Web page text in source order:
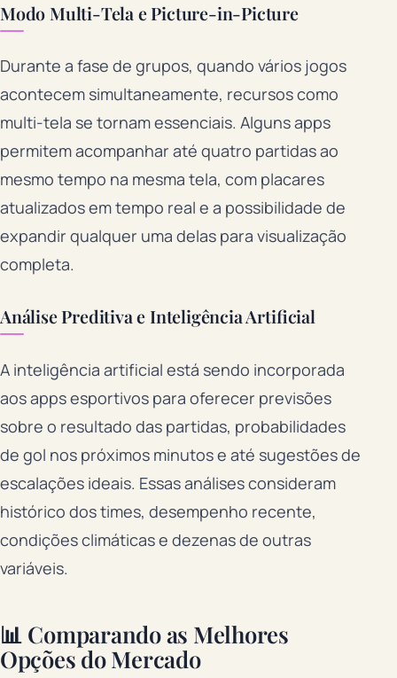
Modo Multi-Tela e Picture-in-Picture
Durante a fase de grupos, quando vários jogos
acontecem simultaneamente, recursos como
multi-tela se tornam essenciais. Alguns apps
permitem acompanhar até quatro partidas ao
mesmo tempo na mesma tela, com placares
atualizados em tempo real e a possibilidade de
expandir qualquer uma delas para visualização
completa.
Análise Preditiva e Inteligência Artificial
A inteligência artificial está sendo incorporada
aos apps esportivos para oferecer previsões
sobre o resultado das partidas, probabilidades
de gol nos próximos minutos e até sugestões de
escalações ideais. Essas análises consideram
histórico dos times, desempenho recente,
condições climáticas e dezenas de outras
variáveis.
📊 Comparando as Melhores
Opções do Mercado